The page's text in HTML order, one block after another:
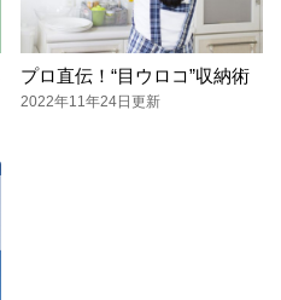
プロ直伝！“目ウロコ”収納術
2022年11年24日更新